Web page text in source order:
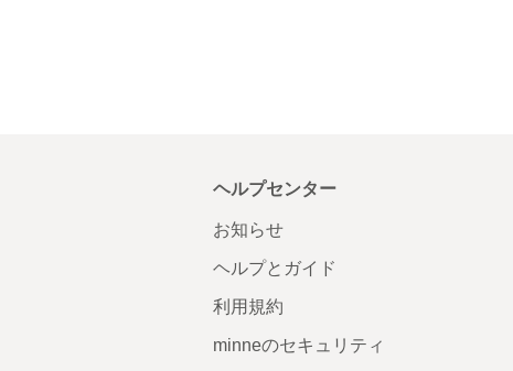
ヘルプセンター
お知らせ
ヘルプとガイド
利用規約
minneのセキュリティ